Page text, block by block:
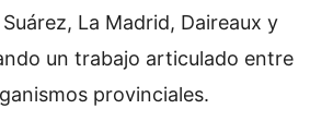
La Madrid, Daireaux y
un trabajo articulado entre
provinciales.